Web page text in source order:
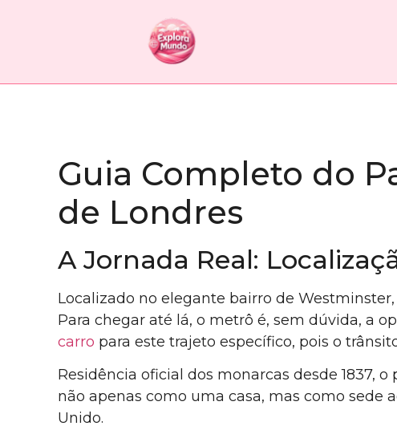
Guia Completo do
de Londres
A Jornada Real:
Localizado no elegante bairro de
Para chegar até lá, o metrô é, sem dúvida, a
carro para este trajeto específico, pois o
Residência oficial dos monarcas desde 1837,
não apenas como uma casa, mas como
Unido.